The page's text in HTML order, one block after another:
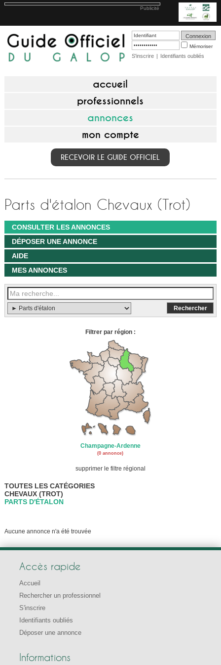
Publicité
Mémoriser
S'inscrire | Identifiants oubliés
accueil
professionnels
annonces
mon compte
RECEVOIR LE GUIDE OFFICIEL
Parts d'étalon Chevaux (Trot)
CONSULTER LES ANNONCES
DÉPOSER UNE ANNONCE
AIDE
MES ANNONCES
Filtrer par région :
Champagne-Ardenne
(0 annonce)
supprimer le filtre régional
TOUTES LES CATÉGORIES
CHEVAUX (TROT)
PARTS D'ÉTALON
Aucune annonce n'a été trouvée
Accès rapide
Accueil
Rechercher un professionnel
S'inscrire
Identifiants oubliés
Déposer une annonce
Informations